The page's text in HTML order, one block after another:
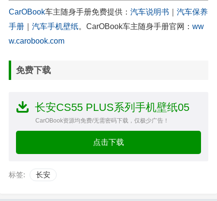
CarOBook车主随身手册免费提供： 汽车说明书
汽车保养
手册
汽车手机壁纸。CarOBook车主随身手册官网： ww
w.carobook.com
免费下载
长安CS55 PLUS系列手机壁纸05
CarOBook资源均免费/无需密码下载，仅极少广告！
点击下载
标签: 长安